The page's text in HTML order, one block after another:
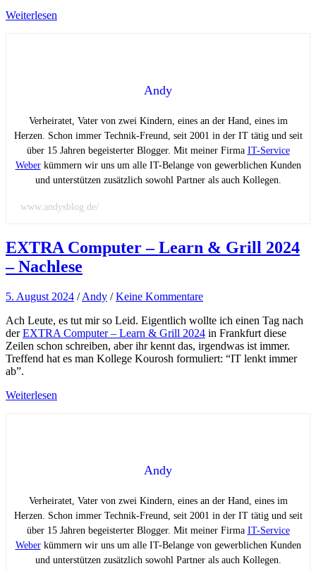
Weiterlesen
Andy
Verheiratet, Vater von zwei Kindern, eines an der Hand, eines im
Herzen. Schon immer Technik-Freund, seit 2001 in der IT tätig und seit
über 15 Jahren begeisterter Blogger. Mit meiner Firma IT-Service
Weberkümmern wir uns um alle IT-Belange von gewerblichen Kunden
und unterstützen zusätzlich sowohl Partner als auch Kollegen.
www.andysblog.de/
EXTRA Computer – Learn & Grill 2024
– Nachlese
5. August 2024 /Andy /Keine Kommentare
Ach Leute, es tut mir so Leid. Eigentlich wollte ich einen Tag nach
derEXTRA Computer – Learn & Grill 2024 in Frankfurt diese
Zeilen schon schreiben, aber ihr kennt das, irgendwas ist immer.
Treffend hat es man Kollege Kourosh formuliert: “IT lenkt immer
ab”.
Weiterlesen
Andy
Verheiratet, Vater von zwei Kindern, eines an der Hand, eines im
Herzen. Schon immer Technik-Freund, seit 2001 in der IT tätig und seit
über 15 Jahren begeisterter Blogger. Mit meiner Firma IT-Service
Weberkümmern wir uns um alle IT-Belange von gewerblichen Kunden
und unterstützen zusätzlich sowohl Partner als auch Kollegen.